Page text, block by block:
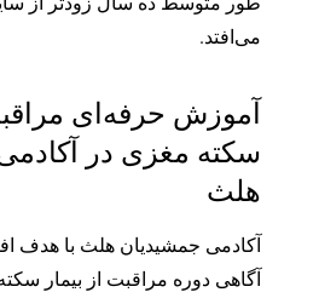
می‌افتد.
آموزش حرفه‌ای
سکته مغزی در
هلث
آکادمی جمشیدیان هلث با هدف
آگاهی دوره مراقبت از بیمار